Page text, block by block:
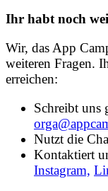
Ihr habt noch
Wir, das App
weiteren Fragen.
erreichen:
Schreibt uns
Nutzt die
Kontaktiert
Instagram,